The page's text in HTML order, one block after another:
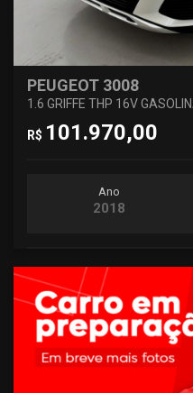
PEUGEOT 3008
1.6 GRIFFE THP 16V
R$ 101.970,00
Ano
2018